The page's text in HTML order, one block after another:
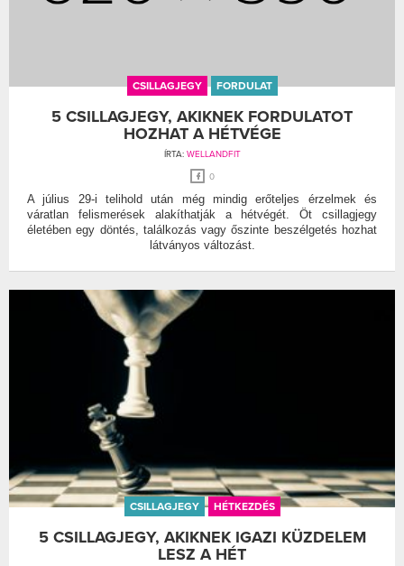
CSILLAGJEGY FORDULAT
5 CSILLAGJEGY, AKIKNEK FORDULATOT
HOZHAT A HÉTVÉGE
ÍRTA: WELLANDFIT
0
A július 29-i telihold után még mindig erőteljes érzelmek és
váratlan felismerések alakíthatják a hétvégét. Öt csillagjegy
életében egy döntés, találkozás vagy őszinte beszélgetés hozhat
látványos változást.
CSILLAGJEGY HÉTKEZDÉS
5 CSILLAGJEGY, AKIKNEK IGAZI KÜZDELEM
LESZ A HÉT